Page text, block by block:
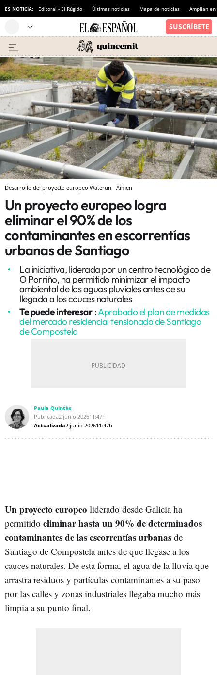
ES NOTICIA: Editoral - El Rúgido Últimas noticias Mapa de noticias Amplían
Desarrollo del proyecto europeo Waterun. Aimen
Un proyecto europeo logra
eliminar el 90% de los
contaminantes en escorrentías
urbanas de Santiago
La iniciativa, liderada por un centro tecnológico de
O Porriño, ha permitido minimizar el impacto
ambiental de las aguas pluviales antes de su
llegada a los cauces naturales
Te puede interesar :Aprobado el plan de medidas
del mercado residencial tensionado de Santiago
de Compostela
Paula Quintás
Publicada2 junio 202611:47h
Actualizada2 junio 202611:47h
Un proyecto europeo liderado desde Galicia ha
permitido eliminar hasta un 90% de determinados
contaminantes de las escorrentías urbanas de
Santiago de Compostela antes de que llegase a los
cauces naturales. De esta forma, el agua de la lluvia que
arrastra residuos y partículas contaminantes a su paso
por las calles y zonas industriales llegaba mucho más
limpia a su punto final.